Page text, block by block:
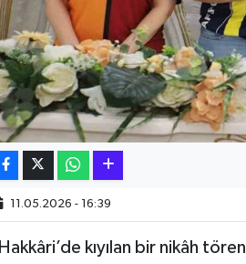
11.05.2026 - 16:39
Hakkâri’de kıyılan bir nikâh